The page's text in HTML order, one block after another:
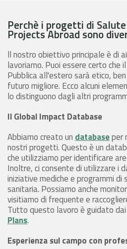
Perchè i progetti di
Projects Abroad sono
ll nostro obiettivo principale è di
lavoriamo. Puoi essere certo che
Pubblica all'estero sarà etico,
futuro migliore. Ecco alcuni
lo distinguono dagli altri
Il Global Impact Database
Abbiamo creato undatabaseper
nostri progetti. Questo è un
che utilizziamo per identificare
Inoltre, ci consente di utilizzare i
iniziative mediche e programmi di
sanitaria. Possiamo anche
visitiamo di frequente e
Tutto questo lavoro è guidato
Plans.
Esperienza sul campo con